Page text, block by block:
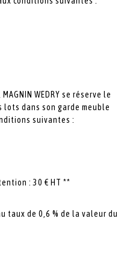
WEDRY se réserve le
dans son garde meuble
suivantes :
: 30 € HT **
taux de 0,6 % de la valeur du